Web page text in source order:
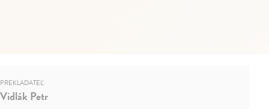
PREKLADATEĽ
Vidlák Petr